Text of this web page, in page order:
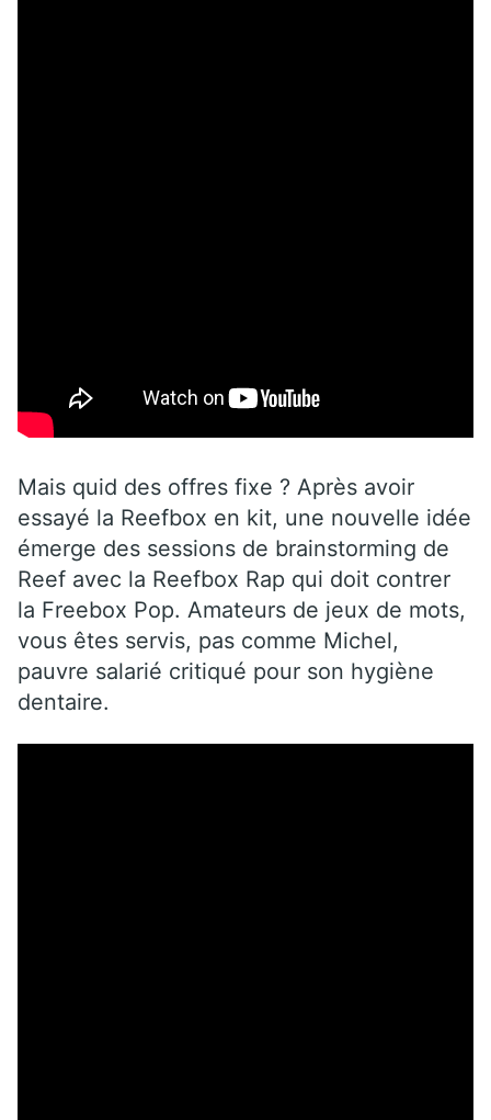
Mais quid des offres fixe ? Après avoir
essayé la Reefbox en kit, une nouvelle idée
émerge des sessions de brainstorming de
Reef avec la Reefbox Rap qui doit contrer
la Freebox Pop. Amateurs de jeux de mots,
vous êtes servis, pas comme Michel,
pauvre salarié critiqué pour son hygiène
dentaire.